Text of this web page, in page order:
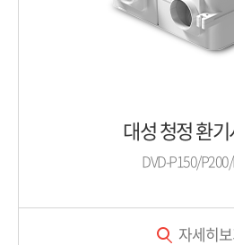
대성 청정 환
DVD-P150/
자세히